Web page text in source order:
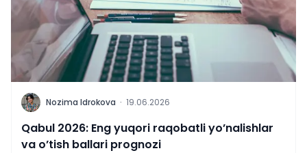
N Nozima Idrokova · 19.06.2026
Qabul 2026: Eng yuqori raqobatli yo’nalishlar
va o’tish ballari prognozi